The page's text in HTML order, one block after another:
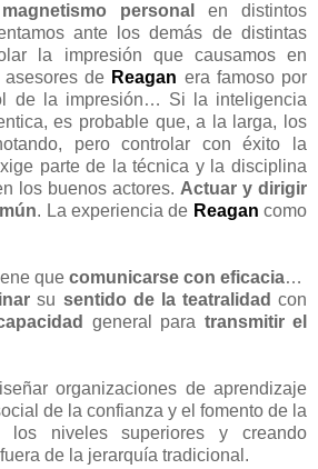
magnetismo personal
en distintos
ante los demás de distintas
la impresión que causamos en
de Reagan era famoso por
de la impresión… Si la inteligencia
es probable que, a la larga, los
pero controlar con éxito la
parte de la técnica y la disciplina
los buenos actores. Actuar y dirigir
. La experiencia de Reagan como
que comunicarse con eficacia…
su sentido de la teatralidad con
general para transmitir el
organizaciones de aprendizaje
de la confianza y el fomento de la
los niveles superiores y creando
de la jerarquía tradicional.